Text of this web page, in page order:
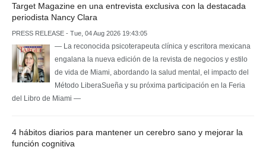
Target Magazine en una entrevista exclusiva con la destacada
periodista Nancy Clara
PRESS RELEASE - Tue, 04 Aug 2026 19:43:05
— La reconocida psicoterapeuta clínica y escritora mexicana
engalana la nueva edición de la revista de negocios y estilo
de vida de Miami, abordando la salud mental, el impacto del
Método LiberaSueña y su próxima participación en la Feria
del Libro de Miami —
4 hábitos diarios para mantener un cerebro sano y mejorar la
función cognitiva